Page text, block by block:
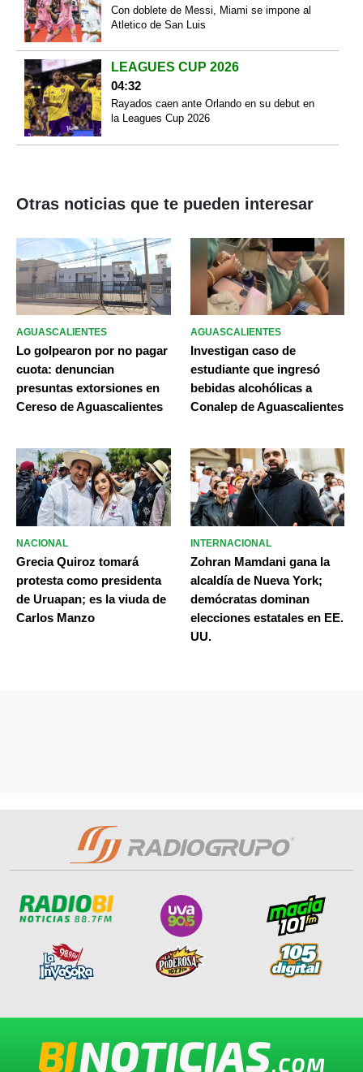
Con doblete de Messi, Miami se impone al
Atletico de San Luis
LEAGUES CUP 2026
04:32
Rayados caen ante Orlando en su debut en
la Leagues Cup 2026
Otras noticias que te pueden interesar
AGUASCALIENTES
Lo golpearon por no pagar
cuota: denuncian
presuntas extorsiones en
Cereso de Aguascalientes
AGUASCALIENTES
Investigan caso de
estudiante que ingresó
bebidas alcohólicas a
Conalep de Aguascalientes
NACIONAL
Grecia Quiroz tomará
protesta como presidenta
de Uruapan; es la viuda de
Carlos Manzo
INTERNACIONAL
Zohran Mamdani gana la
alcaldía de Nueva York;
demócratas dominan
elecciones estatales en EE.
UU.